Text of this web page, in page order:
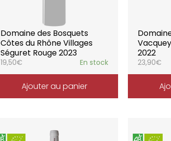
Domaine des Bosquets
Côtes du Rhône Villages
Séguret Rouge 2023
19,50€ En stock
Ajouter au panier
2022
23,90€